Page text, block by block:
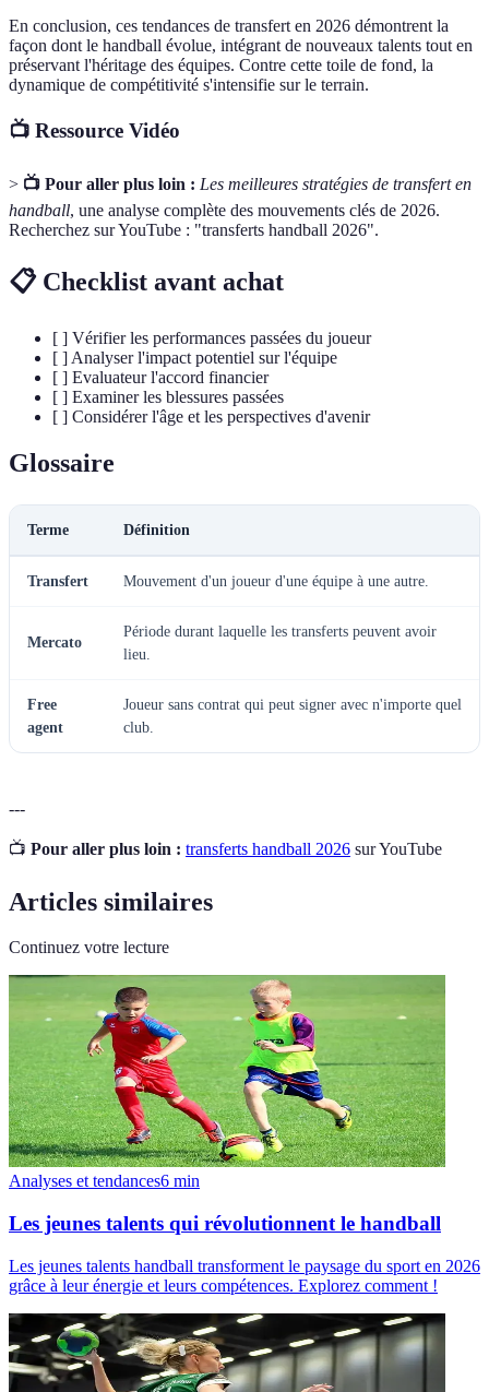
En conclusion, ces tendances de transfert en 2026 démontrent la
façon dont le handball évolue, intégrant de nouveaux talents tout en
préservant l'héritage des équipes. Contre cette toile de fond, la
dynamique de compétitivité s'intensifie sur le terrain.
📺 Ressource Vidéo
> 📺 Pour aller plus loin : Les meilleures stratégies de transfert en
handball, une analyse complète des mouvements clés de 2026.
Recherchez sur YouTube : "transferts handball 2026".
📋 Checklist avant achat
[ ] Vérifier les performances passées du joueur
[ ] Analyser l'impact potentiel sur l'équipe
[ ] Evaluateur l'accord financier
[ ] Examiner les blessures passées
[ ] Considérer l'âge et les perspectives d'avenir
Glossaire
Terme Définition
Transfert Mouvement d'un joueur d'une équipe à une autre.
Mercato
Période durant laquelle les transferts peuvent avoir
lieu.
Free
agent
Joueur sans contrat qui peut signer avec n'importe quel
club.
---
📺 Pour aller plus loin : transferts handball 2026 sur YouTube
Articles similaires
Continuez votre lecture
Analyses et tendances6 min
Les jeunes talents qui révolutionnent le handball
Les jeunes talents handball transforment le paysage du sport en 2026
grâce à leur énergie et leurs compétences. Explorez comment !